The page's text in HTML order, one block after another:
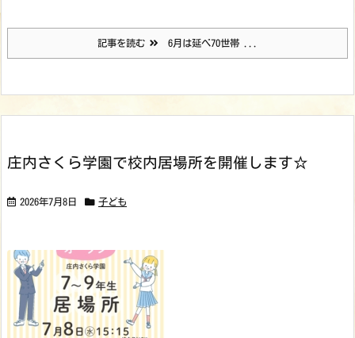
記事を読む 6月は延べ70世帯 ...
庄内さくら学園で校内居場所を開催します☆
2026年7月8日 子ども